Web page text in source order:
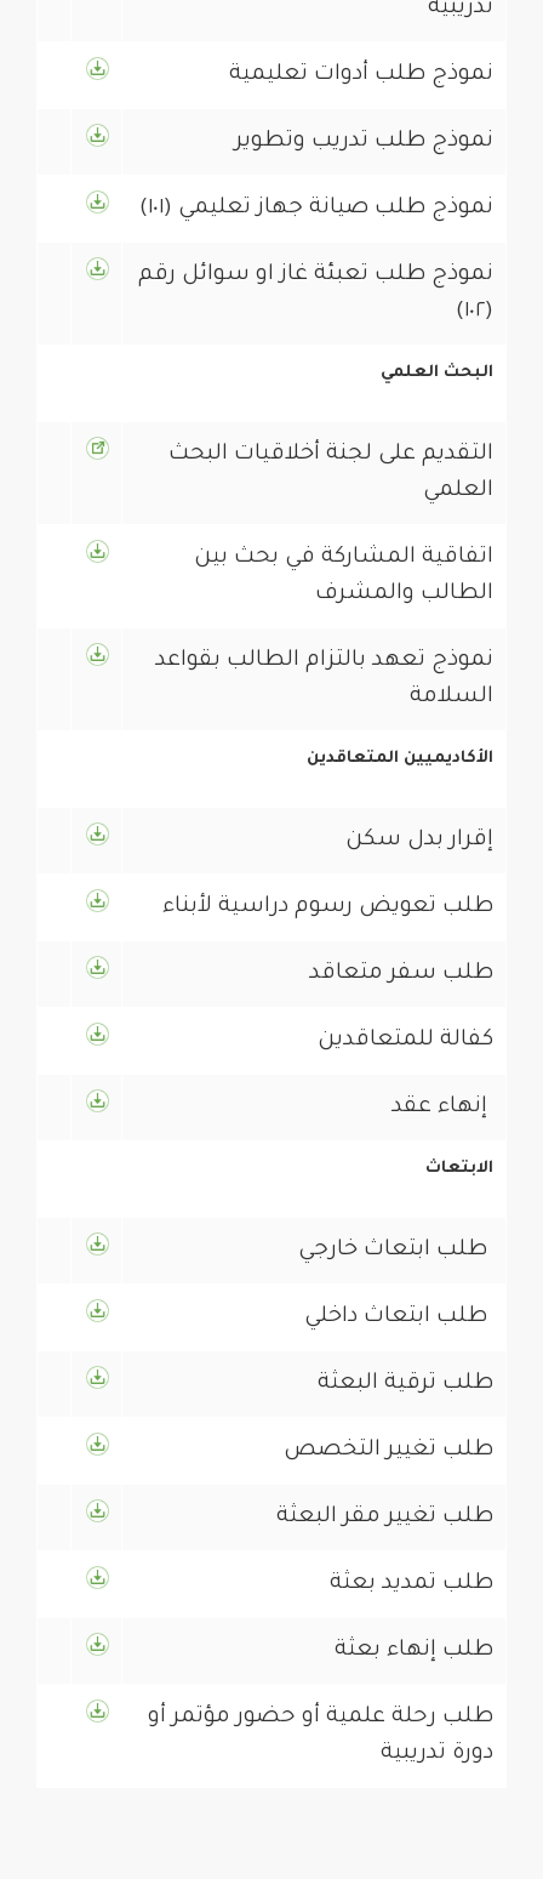
تدريبية
نموذج طلب أدوات تعليمية
نموذج طلب تدريب وتطوير
نموذج طلب صيانة جهاز تعليمي (١٠١)
نموذج طلب تعبئة غاز او سوائل رقم
(١٠٢)
البحث العلمي
التقديم على لجنة أخلاقيات البحث
العلمي
اتفاقية المشاركة في بحث بين
الطالب والمشرف
نموذج تعهد بالتزام الطالب بقواعد
السلامة
الأكاديميين المتعاقدين
إقرار بدل سكن
طلب تعويض رسوم دراسية لأبناء
طلب سفر متعاقد
كفالة للمتعاقدين
الابتعاث
طلب إنهاء بعثة
طلب رحلة علمية أو حضور مؤتمر أو
دورة تدريبية